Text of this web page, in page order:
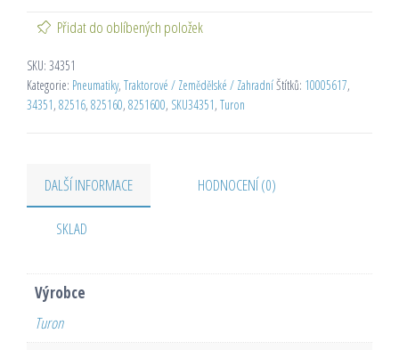
Přidat do oblíbených položek
SKU: 34351
Kategorie: Pneumatiky, Traktorové / Zemědělské / ZahradníŠtítků: 10005617,
34351, 82516, 825160, 8251600, SKU34351, Turon
DALŠÍ INFORMACE HODNOCENÍ (0)
SKLAD
Výrobce
Turon